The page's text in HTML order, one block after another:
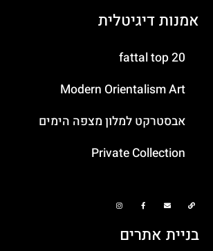
אמנות דיגיטלית
fattal top 20
Modern Orientalism Art
אבסטרקט למלון מצפה הימים
Private Collection
בניית אתרים